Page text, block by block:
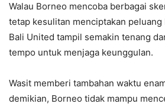
Walau Borneo mencoba berbagai
tetap kesulitan menciptakan peluang
Bali United tampil semakin tenang
tempo untuk menjaga keunggulan.
Wasit memberi tambahan waktu
demikian, Borneo tidak mampu